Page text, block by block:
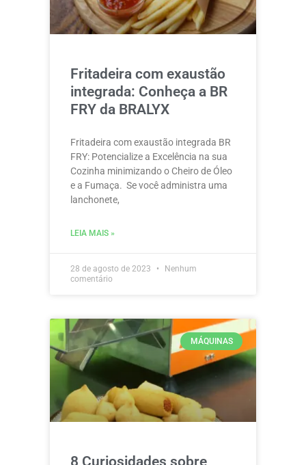
Fritadeira com exaustão
integrada: Conheça a BR
FRY da BRALYX
Fritadeira com exaustão integrada BR
FRY: Potencialize a Excelência na sua
Cozinha minimizando o Cheiro de Óleo
e a Fumaça. Se você administra uma
lanchonete,
LEIA MAIS »
28 de agosto de 2023
Nenhum
comentário
MÁQUINAS
8 Curiosidades sobre